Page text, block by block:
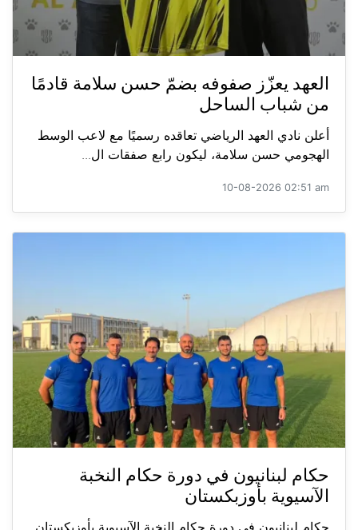
العهد يعزّز صفوفه بضمّ حسن سلامة قادمًا
من شباب الساحل
أعلن نادي العهد الرياضي تعاقده رسميًا مع لاعب الوسط
الهجومي حسن سلامة، ليكون رابع صفقات ال...
10-08-2026 02:51 am
حكام لبنانيون في دورة حكام النخبة
الآسيوية بأوزبكستان